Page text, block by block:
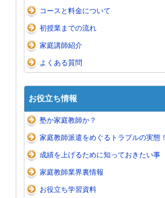
コースと料金について
初授業までの流れ
家庭講師紹介
よくある質問
お役立ち情報
塾か家庭教師か？
家庭教師派遣をめぐるトラブルの実態！
成績を上げるために知っておきたい事
家庭教師業界裏情報
お役立ち学習資料